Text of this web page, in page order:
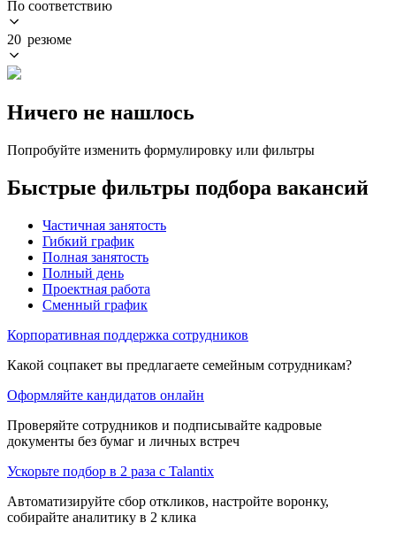
По соответствию
20 резюме
Ничего не нашлось
Попробуйте изменить формулировку или фильтры
Быстрые фильтры подбора вакансий
Частичная занятость
Гибкий график
Полная занятость
Полный день
Проектная работа
Сменный график
Корпоративная поддержка сотрудников
Какой соцпакет вы предлагаете семейным сотрудникам?
Оформляйте кандидатов онлайн
Проверяйте сотрудников и подписывайте кадровые
документы без бумаг и личных встреч
Ускорьте подбор в 2 раза с Talantix
Автоматизируйте сбор откликов, настройте воронку,
собирайте аналитику в 2 клика